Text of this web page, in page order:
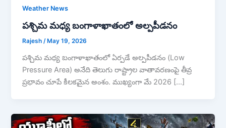
Weather News
పశ్చిమ మధ్య బంగాళాఖాతంలో అల్పపీడనం
Rajesh/ May 19, 2026
పశ్చిమ మధ్య బంగాళాఖాతంలో ఏర్పడే అల్పపీడనం (Low
Pressure Area) అనేది తెలుగు రాష్ట్రాల వాతావరణంపై తీవ్ర
ప్రభావం చూపే కీలకమైన అంశం. ముఖ్యంగా మే 2026 […]